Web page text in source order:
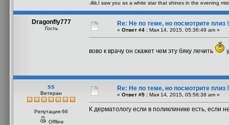
.ιllιlι.I saw you as a white star that shines in the evening
Dragonfly777
Гость
Re: Не по теме, но посмотрите плиз
« Ответ #4 : Мая 14, 2015, 05:36:49 am »
вово к врачу он скажет чем эту бяку лечить
ss
Ветеран
Репутация 66
Offline
Re: Не по теме, но посмотрите плиз
« Ответ #5 : Мая 14, 2015, 05:56:38 am »
К дерматологу если в поликлинике есть, если